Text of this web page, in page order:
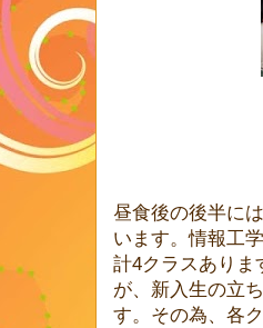
昼食後の後半に
います。情報工
計4クラスありま
が、新入生の立
す。その為、各